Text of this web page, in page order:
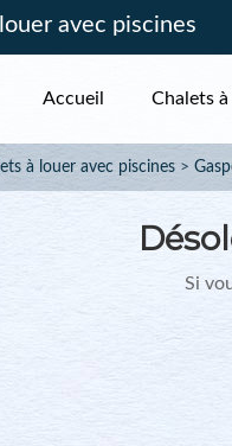
avec piscines
Accueil Chalets
à louer avec piscines
Si